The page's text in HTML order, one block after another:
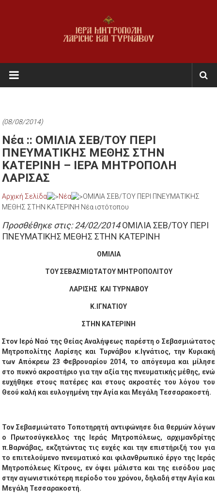
Ι.Μ.
Λαρίσης
Τυρνάβου
Εκκλησία
της
Ελλάδος
(08/08/2014)
Νέα :: ΟΜΙΛΙΑ ΣΕΒ/ΤΟΥ ΠΕΡΙ
ΠΝΕΥΜΑΤΙΚΗΣ ΜΕΘΗΣ ΣΤΗΝ
ΚΑΤΕΡΙΝΗ – ΙΕΡΑ ΜΗΤΡΟΠΟΛΗ
ΛΑΡΙΣΑΣ
Αρχική Σελίδα Νέα
ΟΜΙΛΙΑ ΣΕΒ/ΤΟΥ ΠΕΡΙ ΠΝΕΥΜΑΤΙΚΗΣ
ΜΕΘΗΣ ΣΤΗΝ ΚΑΤΕΡΙΝΗ Νέα ιστότοπου
Προσθέθηκε στις: 24/02/2014ΟΜΙΛΙΑ ΣΕΒ/ΤΟΥ ΠΕΡΙ
ΠΝΕΥΜΑΤΙΚΗΣ ΜΕΘΗΣ ΣΤΗΝ ΚΑΤΕΡΙΝΗ
ΟΜΙΛΙΑ
ΤΟΥ ΣΕΒΑΣΜΙΩΤΑΤΟΥ ΜΗΤΡΟΠΟΛΙΤΟΥ
ΛΑΡΙΣΗΣ ΚΑΙ ΤΥΡΝΑΒΟΥ
Κ.ΙΓΝΑΤΙΟΥ
ΣΤΗΝ ΚΑΤΕΡΙΝΗ
Στον Ιερό Ναό της Θείας Αναλήψεως παρέστη ο Σεβασμιώτατος
Μητροπολίτης Λαρίσης και Τυρνάβου κ.Ιγνάτιος, την Κυριακή
των Απόκρεω 23 Φεβρουαρίου 2014, το απόγευμα και μίλησε
στο πυκνό ακροατήριο για την αξία της πνευματικής μέθης, ενώ
ευχήθηκε στους πατέρες και στους ακροατές του λόγου του
Θεού καλή και ευλογημένη την Αγία και Μεγάλη Τεσσαρακοστή.
Τον Σεβασμιώτατο Τοποτηρητή αντιφώνησε δια θερμών λόγων
ο Πρωτοσύγκελλος της Ιεράς Μητροπόλεως, αρχιμανδρίτης
π.Βαρνάβας, εκζητώντας τις ευχές και την επιστήριξή του για
το επιτελούμενο πνευματικό και φιλανθρωπικό έργο της Ιεράς
Μητροπόλεως Κίτρους, εν όψει μάλιστα και της εισόδου μας
στην αγωνιστικότερη περίοδο του χρόνου, δηλαδή στην Αγία και
Μεγάλη Τεσσαρακοστή.